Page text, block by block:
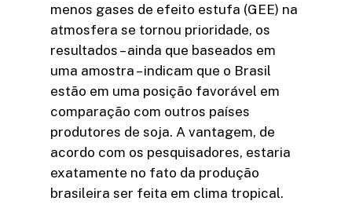
menos gases de efeito estufa (GEE) na
atmosfera se tornou prioridade, os
resultados – ainda que baseados em
uma amostra – indicam que o Brasil
estão em uma posição favorável em
comparação com outros países
produtores de soja. A vantagem, de
acordo com os pesquisadores, estaria
exatamente no fato da produção
brasileira ser feita em clima tropical.